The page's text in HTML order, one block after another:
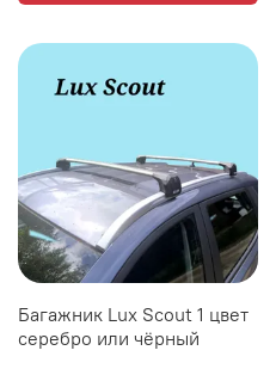
Багажник Lux Scout 1 цвет
серебро или чёрный